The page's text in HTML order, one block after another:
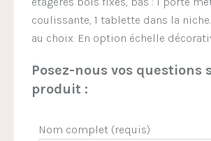
coulissante, 1 tablette dans la
au choix. En option échelle
Posez-nous vos questions
produit :
Nom complet (requis)